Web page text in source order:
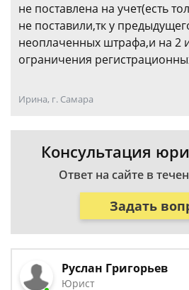
не поставлена на учет(есть
не поставили,тк у
неоплаченных штрафа,и на 2
ограничения
Ирина, г. Самара
Консультация
Ответ на сайте в
Задать
Руслан Григорьев
Юрист